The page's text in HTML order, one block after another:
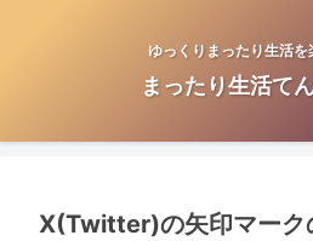
ゆっくりまったり生活を
まったり生活て
X(Twitter)の矢印マーク